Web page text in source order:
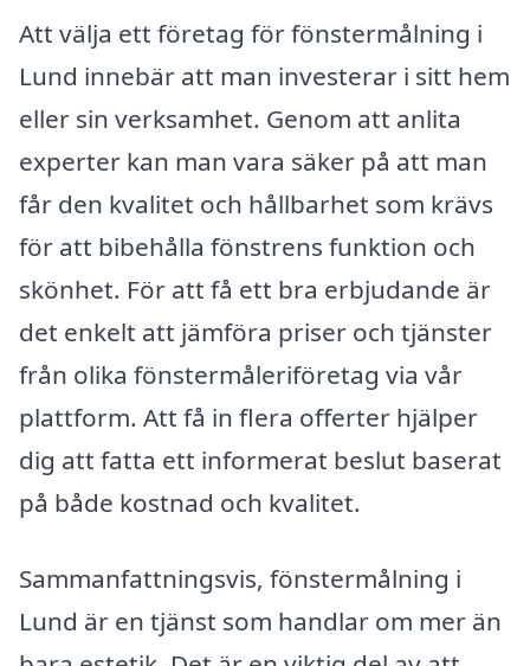
Att välja ett företag för fönstermålning i
Lund innebär att man investerar i sitt hem
eller sin verksamhet. Genom att anlita
experter kan man vara säker på att man
får den kvalitet och hållbarhet som krävs
för att bibehålla fönstrens funktion och
skönhet. För att få ett bra erbjudande är
det enkelt att jämföra priser och tjänster
från olika fönstermåleriföretag via vår
plattform. Att få in flera offerter hjälper
dig att fatta ett informerat beslut baserat
på både kostnad och kvalitet.
Sammanfattningsvis, fönstermålning i
Lund är en tjänst som handlar om mer än